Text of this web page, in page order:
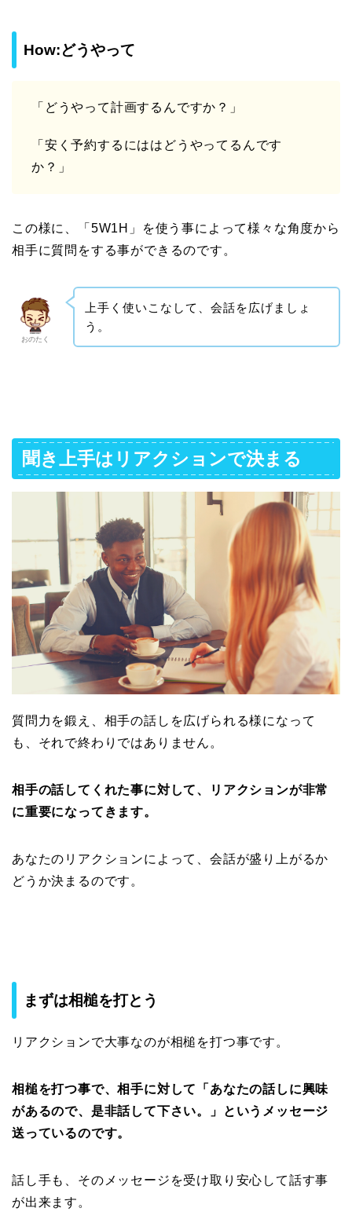
How:どうやって
「どうやって計画するんですか？」
「安く予約するにははどうやってるんです
か？」
この様に、「5W1H」を使う事によって様々な角度から
相手に質問をする事ができるのです。
おのたく
上手く使いこなして、会話を広げましょ
う。
聞き上手はリアクションで決まる
質問力を鍛え、相手の話しを広げられる様になって
も、それで終わりではありません。
相手の話してくれた事に対して、リアクションが非常
に重要になってきます。
あなたのリアクションによって、会話が盛り上がるか
どうか決まるのです。
まずは相槌を打とう
リアクションで大事なのが相槌を打つ事です。
相槌を打つ事で、相手に対して「あなたの話しに興味
があるので、是非話して下さい。」というメッセージ
送っているのです。
話し手も、そのメッセージを受け取り安心して話す事
が出来ます。